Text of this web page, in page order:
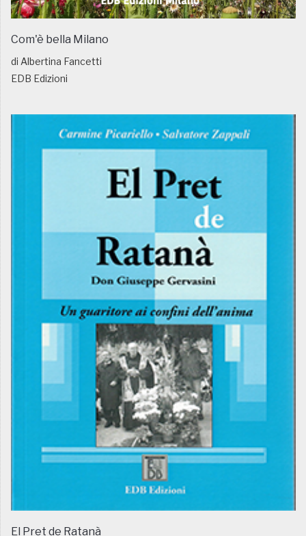
Com'è bella Milano
di Albertina Fancetti
EDB Edizioni
El Pret de Ratanà